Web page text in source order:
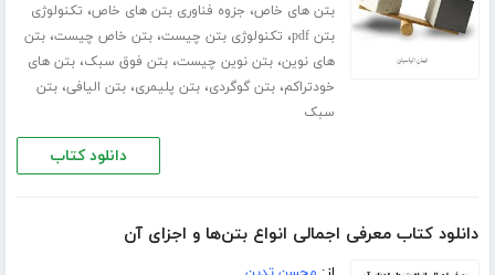
بتن های خاص، جزوه فناوری بتن های خاص، تکنولوژی
بتن pdf
، تکنولوژی بتن چیست،بتن خاص چیست،بتن
های نوین،بتن نوین چیست،بتن فوق سبک،بتن های
خودتراکم،بتن گوگردی،بتن پلیمری،بتن الیافی،بتن
سبک
دانلود کتاب
دانلود کتاب معرفی اجمالی انواع بتن‌ها و اجزای آن